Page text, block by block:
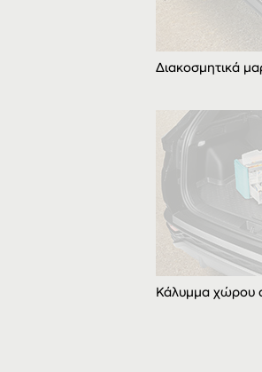
Διακοσμητικά
Κάλυμμα χώρου